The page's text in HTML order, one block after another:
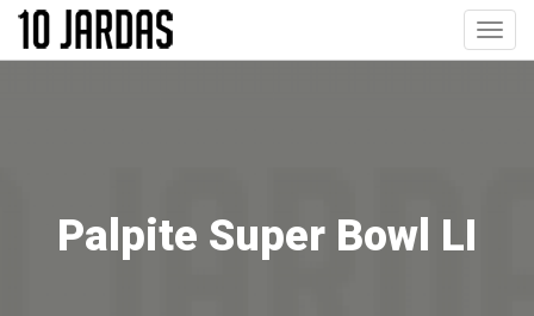
Pular
o
Palpite Super Bowl LI